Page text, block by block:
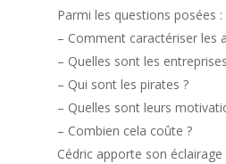
Parmi les questions posées :
– Comment caractériser les
– Quelles sont les
– Qui sont les pirates ?
– Quelles sont leurs
– Combien cela coûte ?
Cédric apporte son